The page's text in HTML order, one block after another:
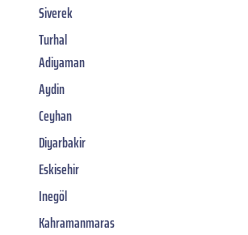
Siverek
Turhal
Adiyaman
Aydin
Ceyhan
Diyarbakir
Eskisehir
Inegöl
Kahramanmaras